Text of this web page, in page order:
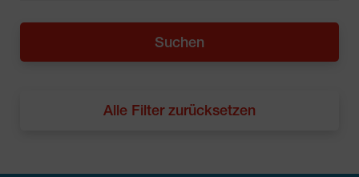
Alle Filter zurücksetzen